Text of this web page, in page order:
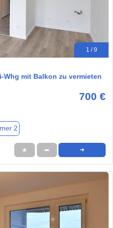
1 / 9
Whg mit Balkon zu vermieten
700 €
2
★ ➦ ➜